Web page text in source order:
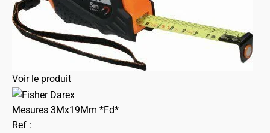
Voir le produit
Mesures 3Mx19Mm *Fd*
Ref :